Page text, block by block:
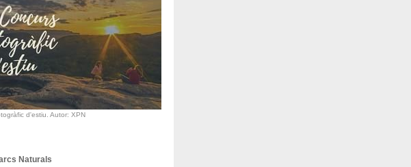
d'estiu. Autor: XPN
Naturals